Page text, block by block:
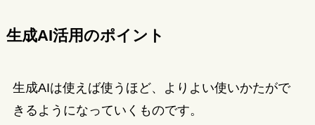
生成AI活用のポイント
生成AIは使えば使うほど、よりよい使いかたがで
きるようになっていくものです。